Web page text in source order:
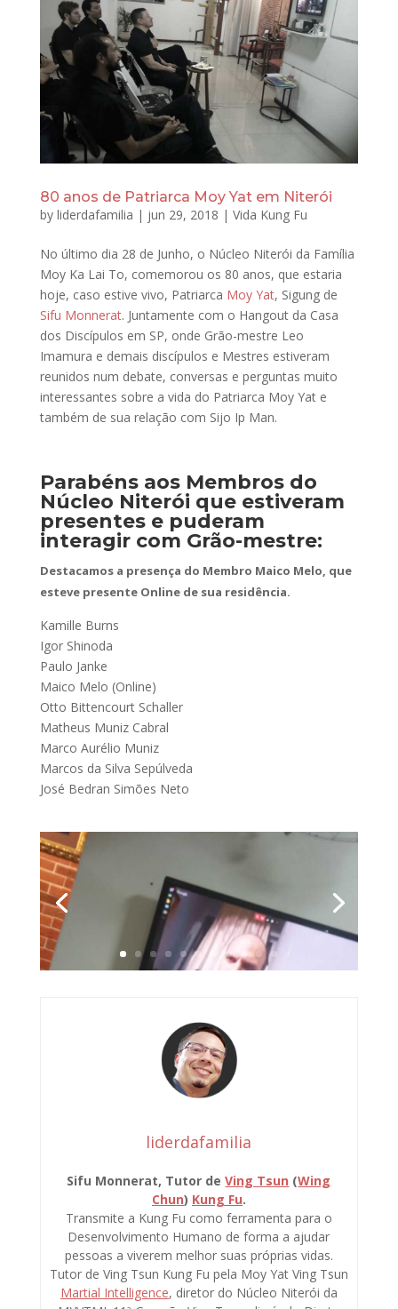
80 anos de Patriarca Moy Yat em Niterói
by liderdafamilia | jun 29, 2018 | Vida Kung Fu
No último dia 28 de Junho, o Núcleo Niterói da Família
Moy Ka Lai To, comemorou os 80 anos, que estaria
hoje, caso estive vivo, Patriarca Moy Yat, Sigung de
Sifu Monnerat. Juntamente com o Hangout da Casa
dos Discípulos em SP, onde Grão-mestre Leo
Imamura e demais discípulos e Mestres estiveram
reunidos num debate, conversas e perguntas muito
interessantes sobre a vida do Patriarca Moy Yat e
também de sua relação com Sijo Ip Man.
Parabéns aos Membros do
Núcleo Niterói que estiveram
presentes e puderam
interagir com Grão-mestre:
Destacamos a presença do Membro Maico Melo, que
esteve presente Online de sua residência.
Kamille Burns
Igor Shinoda
Paulo Janke
Maico Melo (Online)
Otto Bittencourt Schaller
Matheus Muniz Cabral
Marco Aurélio Muniz
Marcos da Silva Sepúlveda
José Bedran Simões Neto
liderdafamilia
Sifu Monnerat, Tutor deVing Tsun (Wing
Chun) Kung Fu.
Transmite a Kung Fu como ferramenta para o
Desenvolvimento Humano de forma a ajudar
pessoas a viverem melhor suas próprias vidas.
Tutor de Ving Tsun Kung Fu pela Moy Yat Ving Tsun
Martial Intelligence, diretor do Núcleo Niterói da